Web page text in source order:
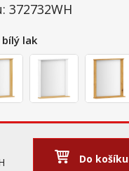
372732WH
bílý lak
Do košíku